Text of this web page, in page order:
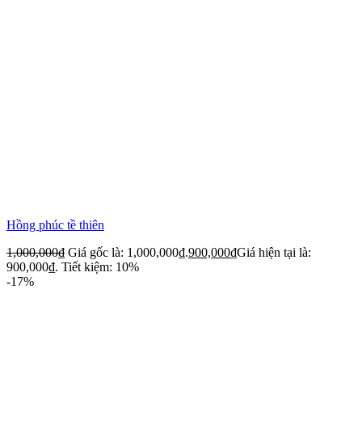
Hồng phúc tề thiên
1,000,000₫ Giá gốc là: 1,000,000₫.900,000₫Giá hiện tại là:
900,000₫. Tiết kiệm: 10%
-17%